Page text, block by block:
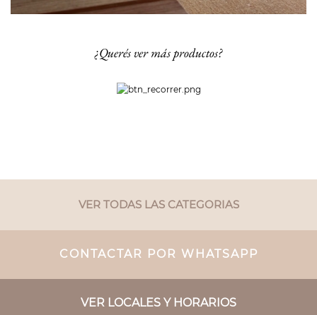
¿Querés ver más productos?
VER TODAS LAS CATEGORIAS
CONTACTAR POR WHATSAPP
VER LOCALES Y HORARIOS